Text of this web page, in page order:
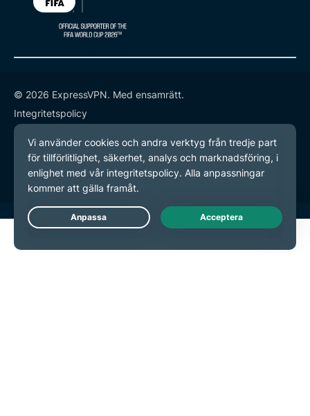
© 2026 ExpressVPN. Med ensamrätt.
Integritetspolicy
Användarvillkor
Inställningar för cookies
Live Chat